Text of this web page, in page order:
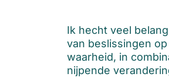
Ik hecht veel
van beslissingen
waarheid, in
nijpende